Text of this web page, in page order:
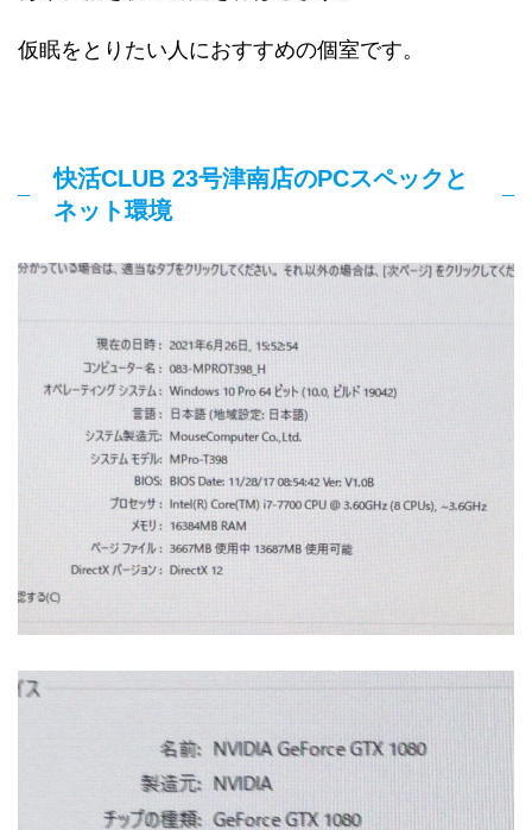
仮眠をとりたい人におすすめの個室です。
快活CLUB 23号津南店のPCスペックと
ネット環境